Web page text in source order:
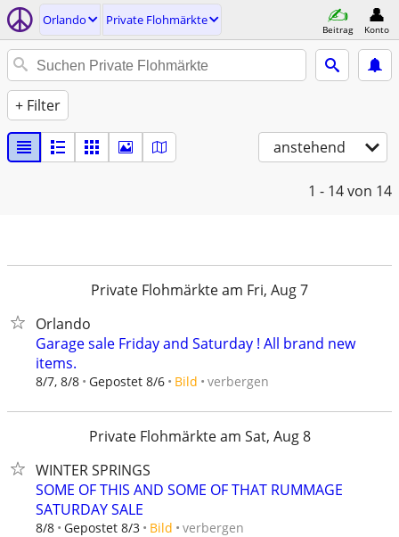
Orlando Private Flohmärkte
Beitrag Konto
+ Filter
anstehend
1 - 14von 14
Private Flohmärkte am Fri, Aug 7
Orlando
Garage sale Friday and Saturday ! All brand new
items.
8/7, 8/8 Gepostet 8/6 Bild verbergen
Private Flohmärkte am Sat, Aug 8
WINTER SPRINGS
SOME OF THIS AND SOME OF THAT RUMMAGE
SATURDAY SALE
8/8 Gepostet 8/3 Bild verbergen